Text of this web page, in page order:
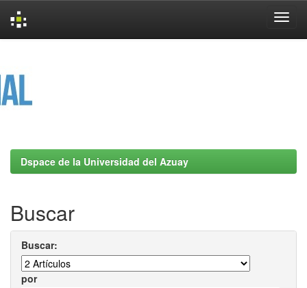
Dspace de la Universidad del Azuay
Buscar
Buscar:
por